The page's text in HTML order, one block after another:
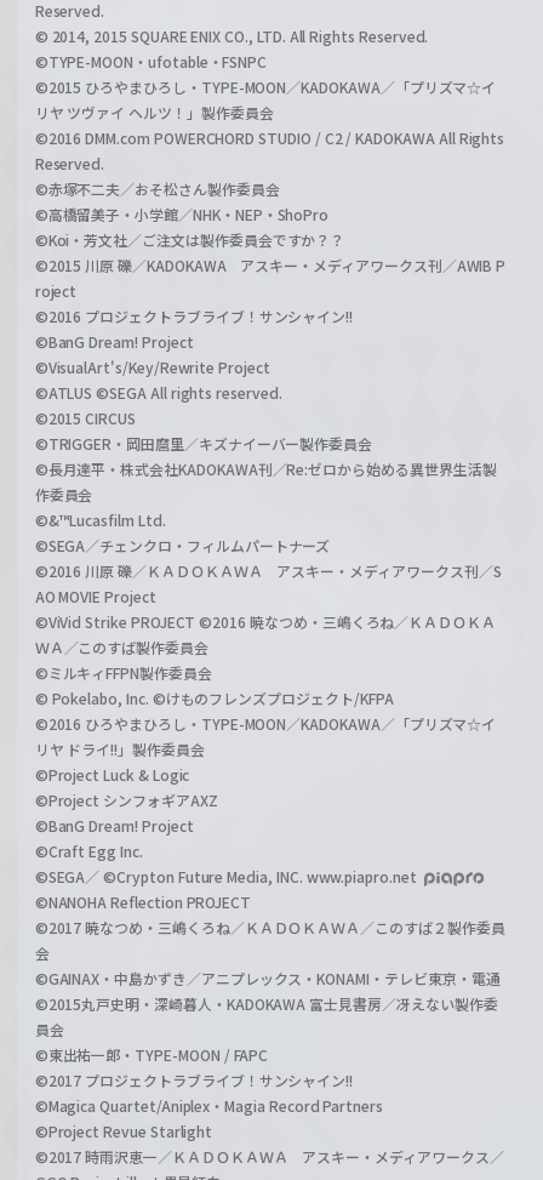
Reserved.
© 2014, 2015 SQUARE ENIX CO., LTD. All Rights Reserved.
©TYPE-MOON・ufotable・FSNPC
©2015 ひろやまひろし・TYPE-MOON／KADOKAWA／「プリズマ☆イ
リヤ ツヴァイ ヘルツ！」製作委員会
©2016 DMM.com POWERCHORD STUDIO / C2 / KADOKAWA All Rights
Reserved.
©赤塚不二夫／おそ松さん製作委員会
©高橋留美子・小学館／NHK・NEP・ShoPro
©Koi・芳文社／ご注文は製作委員会ですか？？
©2015 川原 礫／KADOKAWA アスキー・メディアワークス刊／AWIB P
roject
©2016 プロジェクトラブライブ！サンシャイン!!
©BanG Dream! Project
©VisualArt's/Key/Rewrite Project
©ATLUS ©SEGA All rights reserved.
©2015 CIRCUS
©TRIGGER・岡田麿里／キズナイーバー製作委員会
©長月達平・株式会社KADOKAWA刊／Re:ゼロから始める異世界生活製
作委員会
©&™Lucasfilm Ltd.
©SEGA／チェンクロ・フィルムパートナーズ
©2016 川原 礫／ＫＡＤＯＫＡＷＡ アスキー・メディアワークス刊／S
AO MOVIE Project
©ViVid Strike PROJECT ©2016 暁なつめ・三嶋くろね／ＫＡＤＯＫＡ
ＷＡ／このすば製作委員会
©ミルキィFFPN製作委員会
© Pokelabo, Inc. ©けものフレンズプロジェクト/KFPA
©2016 ひろやまひろし・TYPE-MOON／KADOKAWA／「プリズマ☆イ
リヤ ドライ!!」製作委員会
©Project Luck & Logic
©Project シンフォギアAXZ
©BanG Dream! Project
©Craft Egg Inc.
©SEGA／ ©Crypton Future Media, INC. www.piapro.net
©NANOHA Reflection PROJECT
©2017 暁なつめ・三嶋くろね／ＫＡＤＯＫＡＷＡ／このすば２製作委員
会
©GAINAX・中島かずき／アニプレックス・KONAMI・テレビ東京・電通
©2015丸戸史明・深崎暮人・KADOKAWA 富士見書房／冴えない製作委
員会
©東出祐一郎・TYPE-MOON / FAPC
©2017 プロジェクトラブライブ！サンシャイン!!
©Magica Quartet/Aniplex・Magia Record Partners
©Project Revue Starlight
©2017 時雨沢恵一／ＫＡＤＯＫＡＷＡ アスキー・メディアワークス／